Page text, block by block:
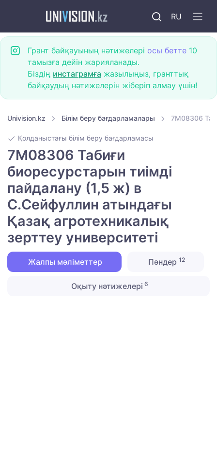
RU
Грант байқауының нәтижелері осы бетте 10
тамызға дейін жарияланады.
Біздің инстаграмға жазылыңыз, гранттық
байқаудың нәтижелерін жіберіп алмау үшін!
Univision.kz Білім беру бағдарламалары 7M08306
Қолданыстағы білім беру бағдарламасы
7M08306 Табиғи
биоресурстарын тиімді
пайдалану (1,5 ж) в
С.Сейфуллин атындағы
Қазақ агротехникалық
зерттеу университеті
Жалпы мәліметтер Пәндер 12
Оқыту нәтижелері 6